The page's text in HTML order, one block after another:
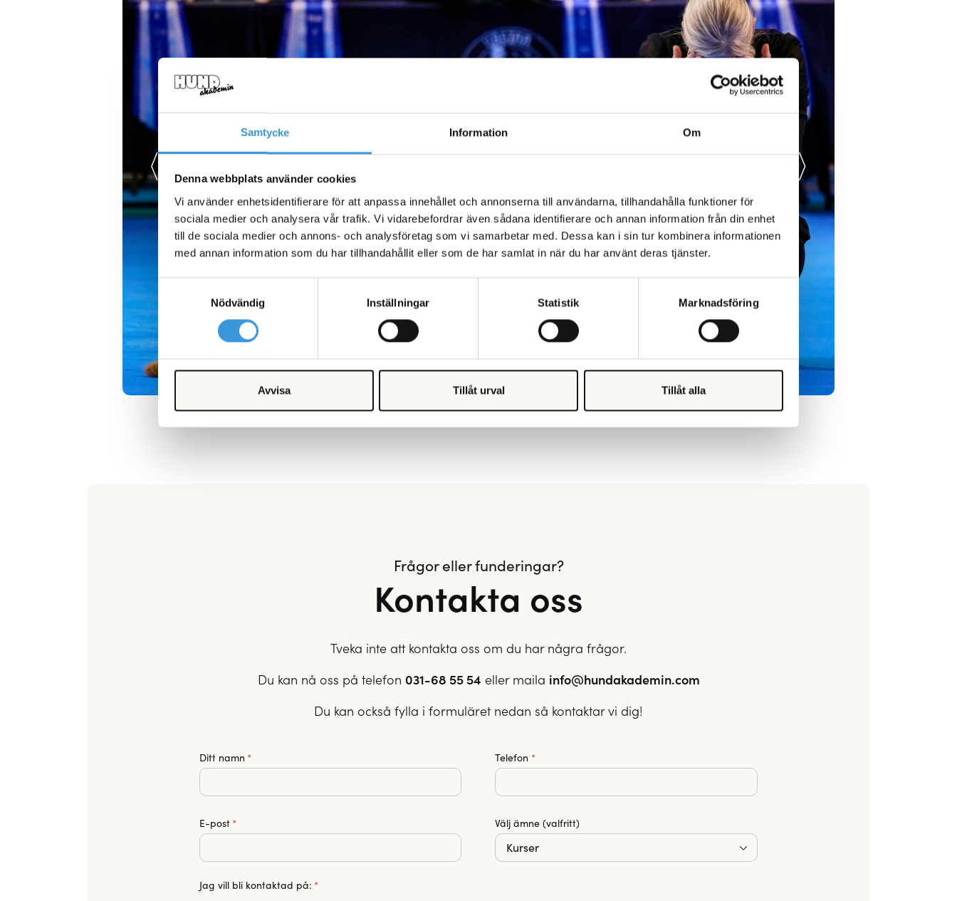
Samtycke Information Om
Denna webbplats använder cookies
Vi använder enhetsidentifierare för att anpassa innehållet och annonserna till användarna, tillhandahålla funktioner för
sociala medier och analysera vår trafik. Vi vidarebefordrar även sådana identifierare och annan information från din enhet
till de sociala medier och annons- och analysföretag som vi samarbetar med. Dessa kan i sin tur kombinera informationen
med annan information som du har tillhandahållit eller som de har samlat in när du har använt deras tjänster.
Nödvändig
Inställningar Statistik Marknadsföring
Avvisa Tillåt urval Tillåt alla
1 / 5
Frågor eller funderingar?
Kontakta oss
Tveka inte att kontakta oss om du har några frågor.
Du kan nå oss på telefon 031-68 55 54 eller maila info@hundakademin.com
Du kan också fylla i formuläret nedan så kontaktar vi dig!
Ditt namn * Telefon *
E-post* Välj ämne (valfritt)
Jag vill bli kontaktad på: *